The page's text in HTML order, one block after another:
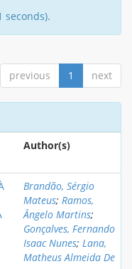
seconds).
previous 1 next
Author(s)
Brandão, Sérgio
Mateus; Ramos,
Ângelo Martins;
Gonçalves, Fernando
Isaac Nunes; Lana,
Matheus Almeida De